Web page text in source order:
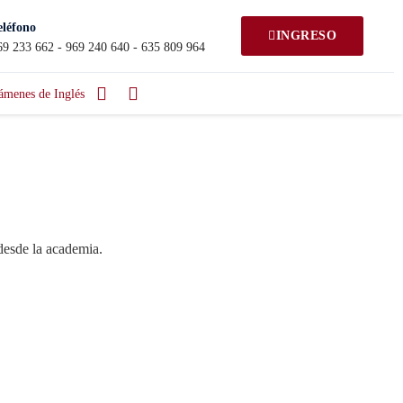
233 662 - 969 240 640 - 635 809 964
INGRESO
de Inglés
la academia.